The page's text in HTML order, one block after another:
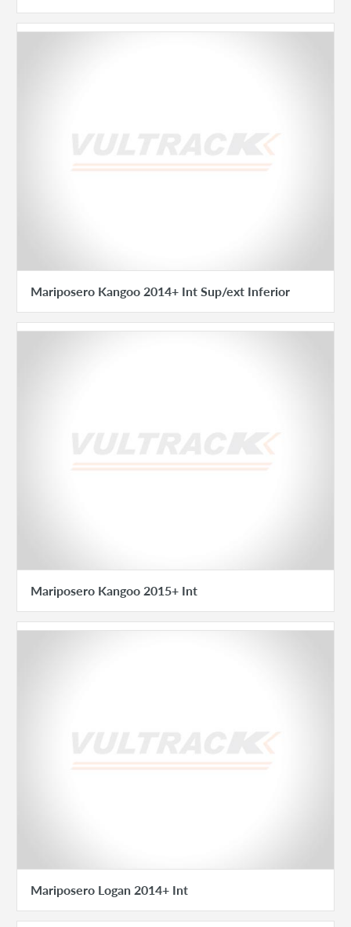
Mariposero Kangoo 2014+ Int Sup/ext Inferior
Mariposero Kangoo 2015+ Int
Mariposero Logan 2014+ Int